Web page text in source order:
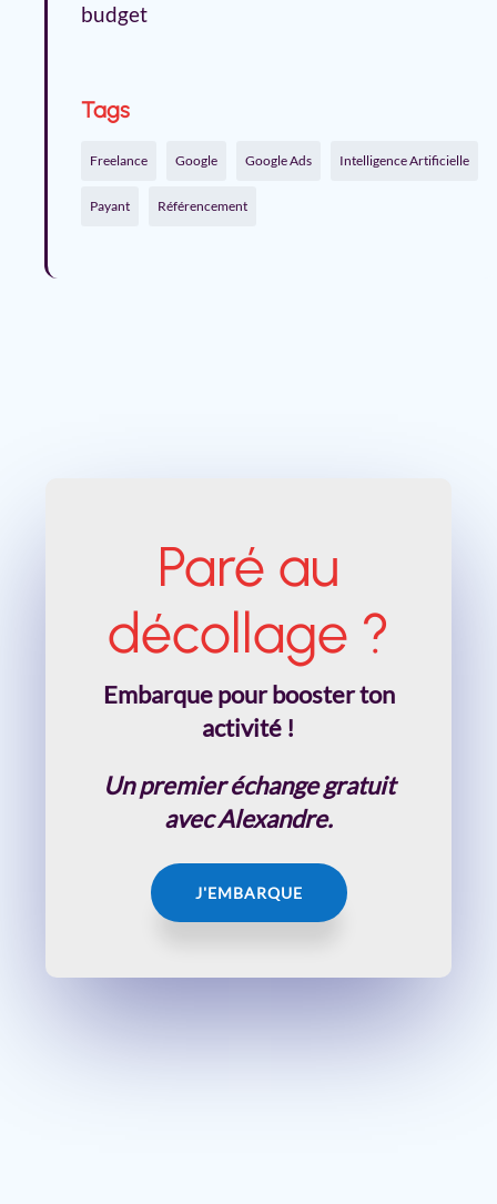
budget
Tags
Freelance Google Google Ads Intelligence Artificielle
Payant Référencement
Paré au
décollage ?
Embarque pour booster ton
activité !
Un premier échange gratuit
avec Alexandre.
J'EMBARQUE